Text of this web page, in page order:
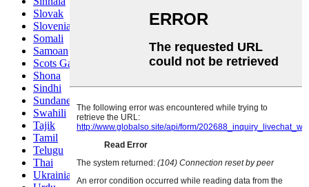
Slovak
Slovenian
Somali
Samoan
Scots Gaelic
Shona
Sindhi
Sundanese
Swahili
Tajik
Tamil
Telugu
Thai
Ukrainian